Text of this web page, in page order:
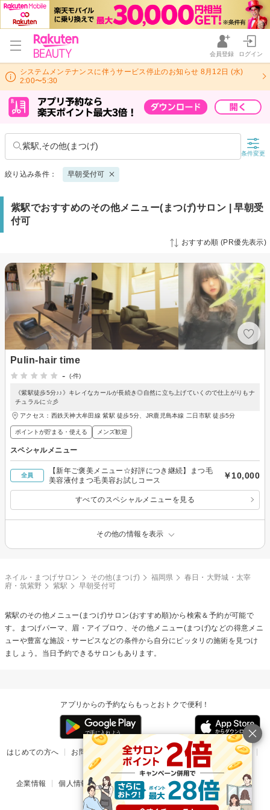
会員登録 ログイン
システムメンテナンスに伴うサービス停止のお知らせ 8月12日 (水)
2:00〜5:30
紫駅,その他(まつげ)
条件変更
絞り込み条件： 早朝受付可
紫駅でおすすめのその他メニュー(まつげ)サロン | 早朝受
付可
おすすめ順 (PR優先表示)
Pulin-hair time
-
(-件)
《紫駅徒歩5分♪♪》キレイなカールが長続き◎自然に立ち上げていくので仕上がりもナ
チュラルに☆彡
アクセス：西鉄天神大牟田線 紫駅 徒歩5分、JR鹿児島本線 二日市駅 徒歩5分
ポイントが貯まる・使える メンズ歓迎
スペシャルメニュー
全員
【新年ご褒美メニュー☆好評につき継続】まつ毛
美容液付まつ毛美容お試しコース
￥10,000
すべてのスペシャルメニューを見る
その他の情報を表示
ネイル・まつげサロン その他(まつげ) 福岡県
春日・大野城・太宰
府・筑紫野
紫駅 早朝受付可
紫駅のその他メニュー(まつげ)サロン(おすすめ順)から検索＆予約が可能で
す。まつげパーマ、眉・アイブロウ、その他メニュー(まつげ)などの得意メニ
ューや豊富な施設・サービスなどの条件から自分にピッタリの施術を見つけ
ましょう。当日予約できるサロンもあります。
アプリからの予約ならもっとおトクで便利！
はじめての方へ お問い合わせ ヘルプ リリース情報
利用規約
掲載ご希望のサロン様
企業情報 個人情報保護方針 楽天のサービス一覧 アプリ一覧
© Rakuten Group, Inc.